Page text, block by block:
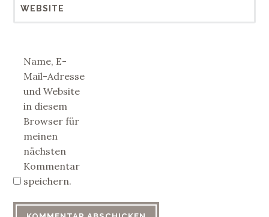
WEBSITE
Name, E-
Mail-Adresse
und Website
in diesem
Browser für
meinen
nächsten
Kommentar
speichern.